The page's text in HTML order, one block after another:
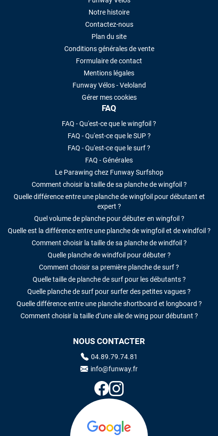
Notre histoire
Contactez-nous
Plan du site
Conditions générales de vente
Formulaire de contact
Mentions légales
Funway Vélos - Veloland
Gérer mes cookies
FAQ
FAQ - Qu'est-ce que le wingfoil ?
FAQ - Qu'est-ce que le SUP ?
FAQ - Qu'est-ce que le surf ?
FAQ - Générales
Le Parawing chez Funway Surfshop
Comment choisir la taille de sa planche de wingfoil ?
Quelle différence entre une planche de wingfoil pour débutant et
expert ?
Quel volume de planche pour débuter en wingfoil ?
Quelle est la différence entre une planche de wingfoil et de windfoil ?
Comment choisir la taille de sa planche de windfoil ?
Quelle planche de windfoil pour débuter ?
Comment choisir sa première planche de surf ?
Quelle taille de planche de surf pour les débutants ?
Quelle planche de surf pour surfer des petites vagues ?
Quelle différence entre une planche shortboard et longboard ?
Comment choisir la taille d’une aile de wing pour débutant ?
NOUS CONTACTER
04.89.79.74.81
info@funway.fr